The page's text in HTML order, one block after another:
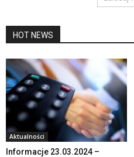
HOT NEWS
Aktualności
Informacje 23.03.2024 –